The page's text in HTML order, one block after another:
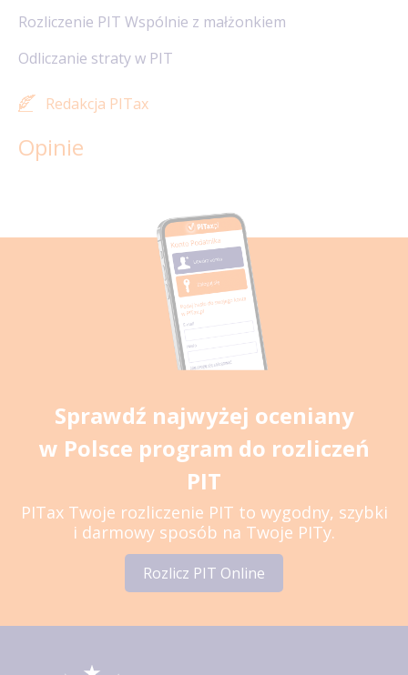
Rozliczenie PIT Wspólnie z małżonkiem
Odliczanie straty w PIT
Redakcja PITax
Opinie
Sprawdź najwyżej oceniany
w Polsce program do rozliczeń
PIT
PITax Twoje rozliczenie PIT to wygodny, szybki
i darmowy sposób na Twoje PITy.
Rozlicz PIT Online